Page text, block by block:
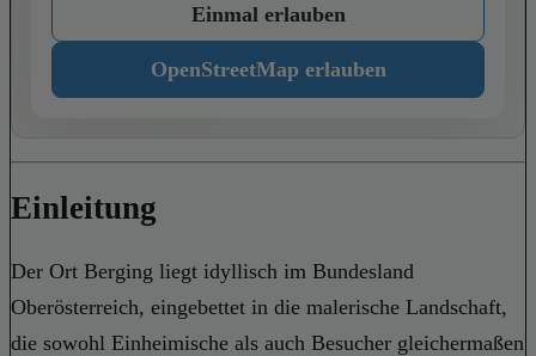
Einmal erlauben
OpenStreetMap erlauben
Einleitung
Der Ort Berging liegt idyllisch im Bundesland
Oberösterreich, eingebettet in die malerische Landschaft,
die sowohl Einheimische als auch Besucher gleichermaßen